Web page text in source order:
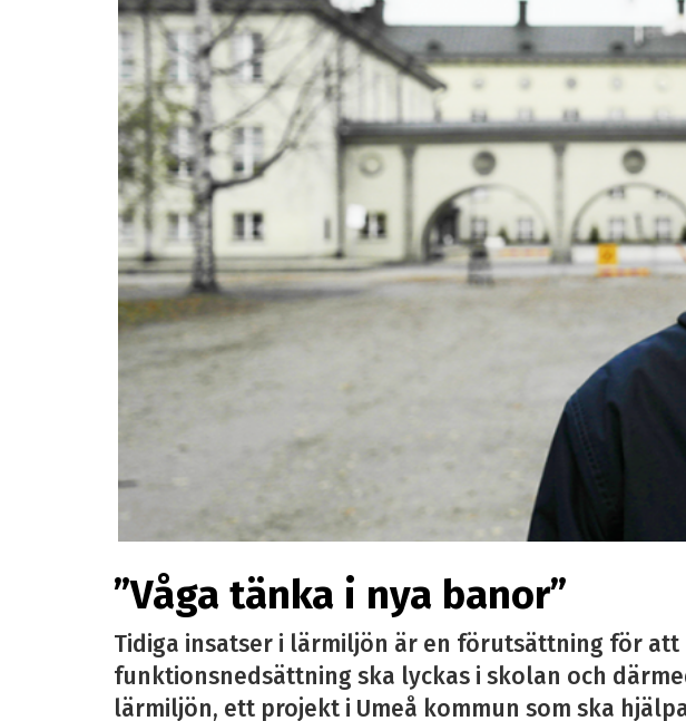
”Våga tänka i nya banor”
Tidiga insatser i lärmiljön är en förutsättning för
funktionsnedsättning ska lyckas i skolan och
lärmiljön, ett projekt i Umeå kommun som ska